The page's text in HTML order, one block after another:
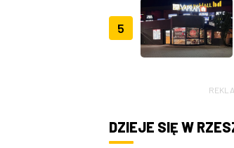
5
DZIEJE SIĘ W